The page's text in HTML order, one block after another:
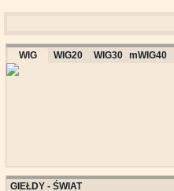
WIG WIG20 WIG30 mWIG40
GIEŁDY - ŚWIAT